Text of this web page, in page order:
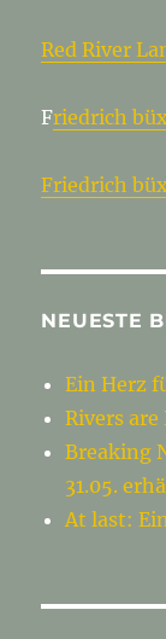
Red River
Friedrich
Friedrich
NEUESTE
Ein Herz
Rivers
Breaking
31.05.
At last: